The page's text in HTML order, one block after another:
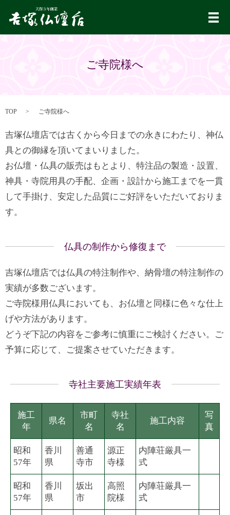
メ
ご寺院様へ
TOP ご寺院様へ
吉塚仏壇店では古くから今日までの永きにわたり、神仏
具との御縁を頂いてまいりました。
お仏壇・仏具の販売はもとより、特注品の製造・設置、
神具・寺院用具の手配、企画・設計から施工までを一貫
して手掛け、安定した品質にご好評をいただいておりま
す。
仏具の制作から修復まで
吉塚仏壇店では仏具の特注制作や、納骨壇の特注制作の
実績が多数ございます。
ご寺院様用仏具においても、お仏壇と同様に色々な仕上
げや方法があります。
どうぞ下記の内容をご参考に慎重にご検討ください。ご
予算に応じて、ご提案させていただきます。
寺社主要施工実績年表
施工
年
県名
市町
名
寺社
名
施工内容
写
真
昭和
57年
香川
県
善通
寺市
源正
寺様
内陣荘厳具一
式
昭和
57年
香川
県
坂出
市
高照
院様
内陣荘厳具一
式